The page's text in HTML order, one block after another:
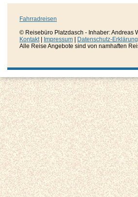
Fahrradreisen
© Reisebüro Platzdasch - Inhaber: Andreas
Kontakt| Impressum
Datenschutz-Erklärung
Alle Reise Angebote sind von namhaften